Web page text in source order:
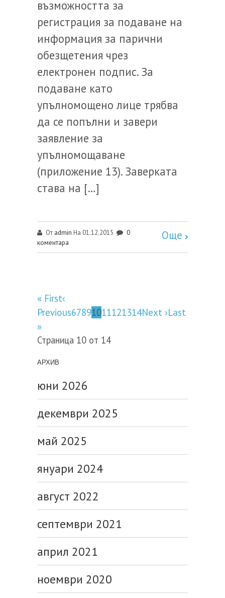
възможността за
регистрация за подаване на
информация за парични
обезщетения чрез
електронен подпис. За
подаване като
упълномощено лице трябва
да се попълни и завери
заявление за
упълномощаване
(приложение 13). Заверката
става на […]
От admin На 01.12.2015
0
коментара
Още
« First‹
Previous67891011121314Next ›Last
»
Страница 10 от 14
АРХИВ
юни 2026
декември 2025
май 2025
януари 2024
август 2022
септември 2021
април 2021
ноември 2020